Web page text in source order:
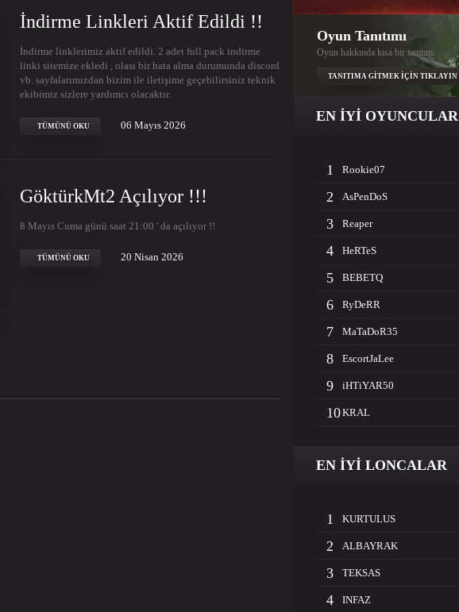
İndirme Linkleri Aktif Edildi !!
İndirme linklerimiz aktif edildi. 2 adet full pack indirme
linki sitemize ekledi , olası bir hata alma durumunda discord
vb. sayfalarımızdan bizim ile iletişime geçebilirsiniz teknik
ekibimiz sizlere yardımcı olacaktır.
TÜMÜNÜ OKU 06 Mayıs 2026
GöktürkMt2 Açılıyor !!!
8 Mayıs Cuma günü saat 21:00 ' da açılıyor !!
TÜMÜNÜ OKU 20 Nisan 2026
Oyun Tanıtımı
Oyun hakkında kısa bir tanıtım.
TANITIMA GİTMEK İÇİN TIKLAYIN
EN İYİ OYUNCULAR
1 Rookie07
2 AsPenDoS
3 Reaper
4 HeRTeS
5 BEBETQ
6 RyDeRR
7 MaTaDoR35
8 EscortJaLee
9 iHTiYAR50
10KRAL
EN İYİ LONCALAR
1 KURTULUS
2 ALBAYRAK
3 TEKSAS
4 INFAZ